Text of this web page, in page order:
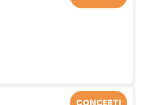
CONCERTI